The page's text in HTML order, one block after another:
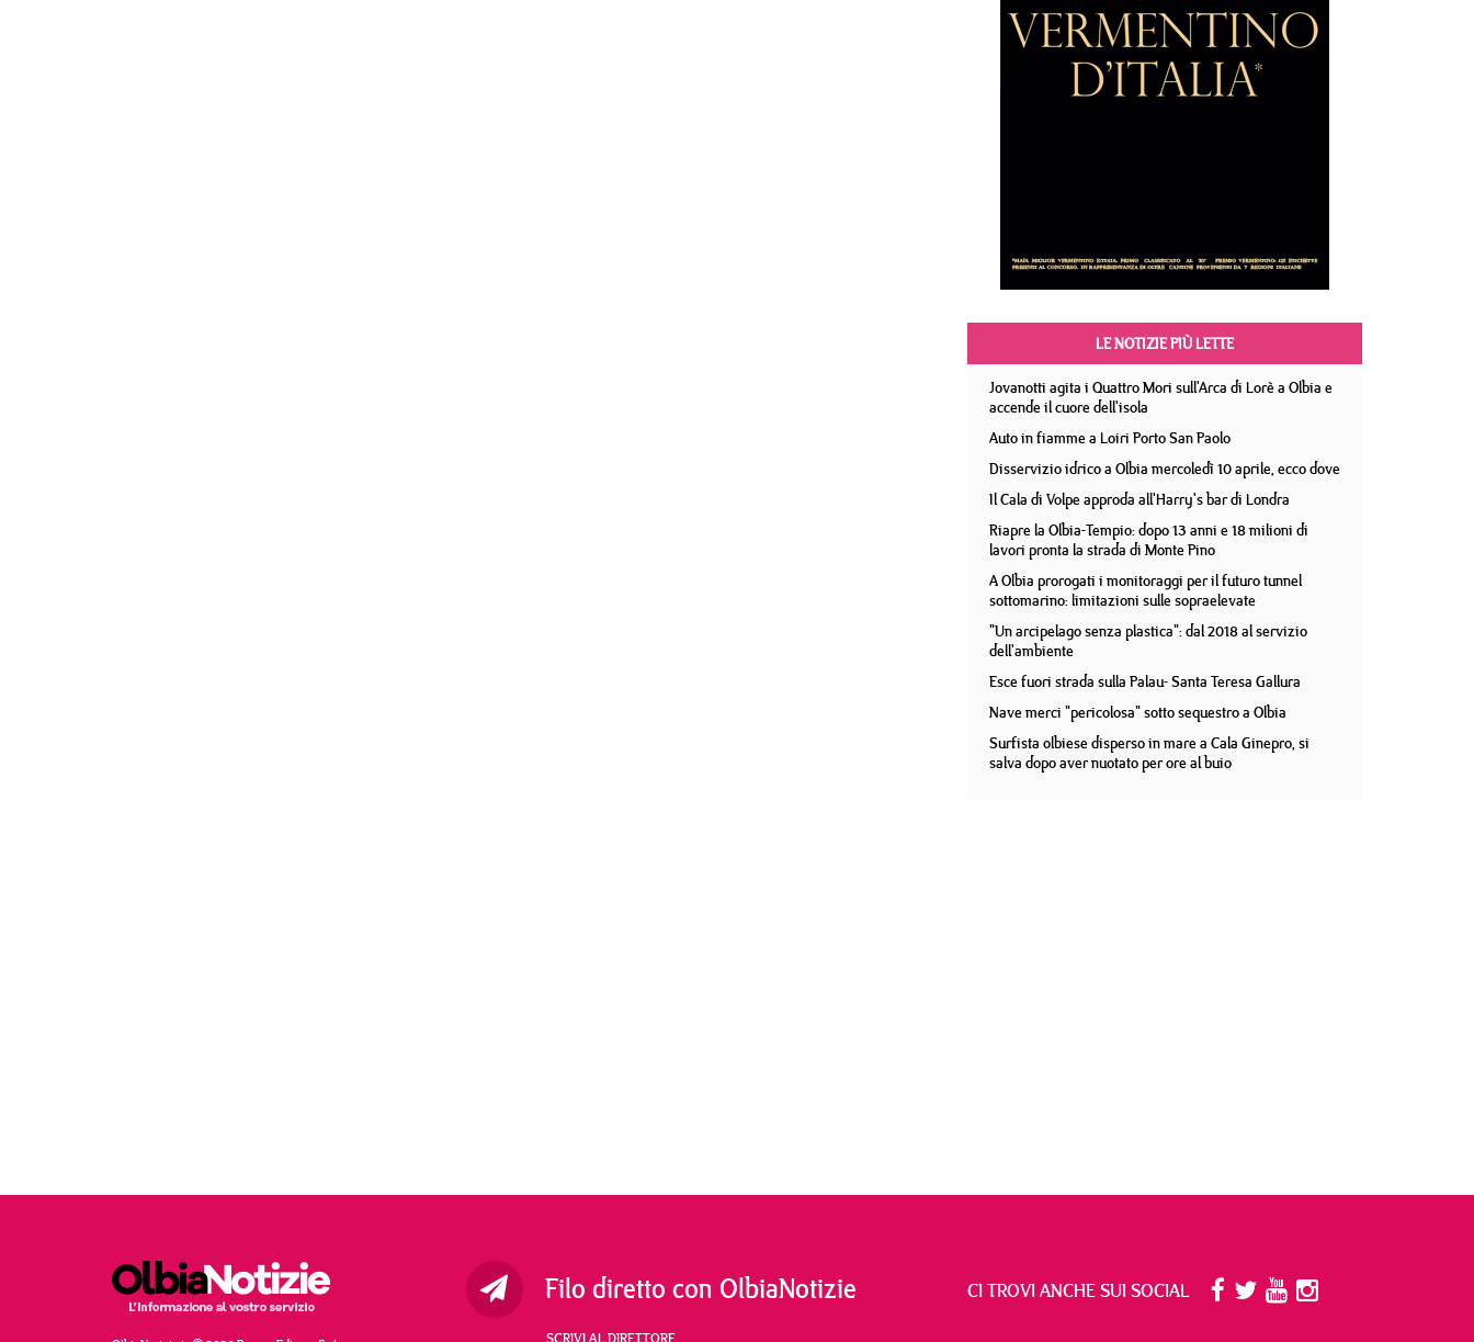
LE NOTIZIE PIÙ LETTE
Jovanotti agita i Quattro Mori sull'Arca di Lorè a Olbia e
accende il cuore dell'isola
Auto in fiamme a Loiri Porto San Paolo
Disservizio idrico a Olbia mercoledì 10 aprile, ecco dove
Il Cala di Volpe approda all'Harry's bar di Londra
Riapre la Olbia-Tempio: dopo 13 anni e 18 milioni di
lavori pronta la strada di Monte Pino
A Olbia prorogati i monitoraggi per il futuro tunnel
sottomarino: limitazioni sulle sopraelevate
"Un arcipelago senza plastica": dal 2018 al servizio
dell'ambiente
Esce fuori strada sulla Palau- Santa Teresa Gallura
Nave merci "pericolosa" sotto sequestro a Olbia
Surfista olbiese disperso in mare a Cala Ginepro, si
salva dopo aver nuotato per ore al buio
Filo diretto con OlbiaNotizie
SCRIVI AL DIRETTORE
CI TROVI ANCHE SUI SOCIAL